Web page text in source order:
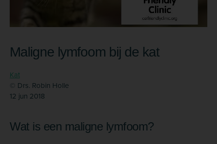
Maligne lymfoom bij de kat
Kat
© Drs. Robin Holle
12 jun 2018
Wat is een maligne lymfoom?